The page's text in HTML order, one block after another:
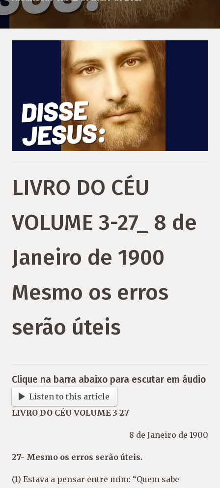
LIVRO DO CÉU
VOLUME 3-27_ 8 de
Janeiro de 1900
Mesmo os erros
serão úteis
Clique na barra abaixo para escutar em áudio
Listen to this article
LIVRO DO CÉU VOLUME 3-27
8 de Janeiro de 1900
27- Mesmo os erros serão úteis.
(1) Estava a pensar entre mim: “Quem sabe